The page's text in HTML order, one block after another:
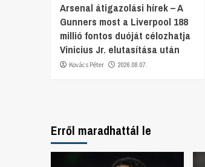
Arsenal átigazolási hírek – A
Gunners most a Liverpool 188
millió fontos duóját célozhatja
Vinicius Jr. elutasítása után
Kovács Péter 2026.08.07.
Erről maradhattál le